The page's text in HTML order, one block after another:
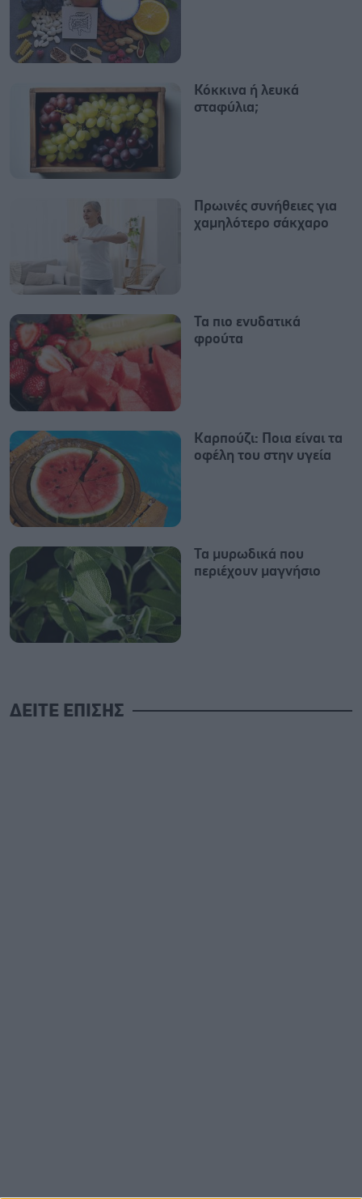
Κόκκινα ή λευκά
σταφύλια;
Πρωινές συνήθειες για
χαμηλότερο σάκχαρο
Τα πιο ενυδατικά
φρούτα
Καρπούζι: Ποια είναι τα
οφέλη του στην υγεία
Τα μυρωδικά που
περιέχουν μαγνήσιο
ΔΕΙΤΕ ΕΠΙΣΗΣ